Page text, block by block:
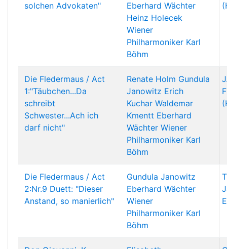
solchen Advokaten"
Eberhard Wächter
Heinz Holecek
Wiener
Philharmoniker Karl
Böhm
Die Fledermaus / Act
1:"Täubchen...Da
schreibt
Schwester...Ach ich
darf nicht"
Renate Holm Gundula
Janowitz Erich
Kuchar Waldemar
Kmentt Eberhard
Wächter Wiener
Philharmoniker Karl
Böhm
Die Fledermaus / Act
2:Nr.9 Duett: "Dieser
Anstand, so manierlich"
Gundula Janowitz
Eberhard Wächter
Wiener
Philharmoniker Karl
Böhm